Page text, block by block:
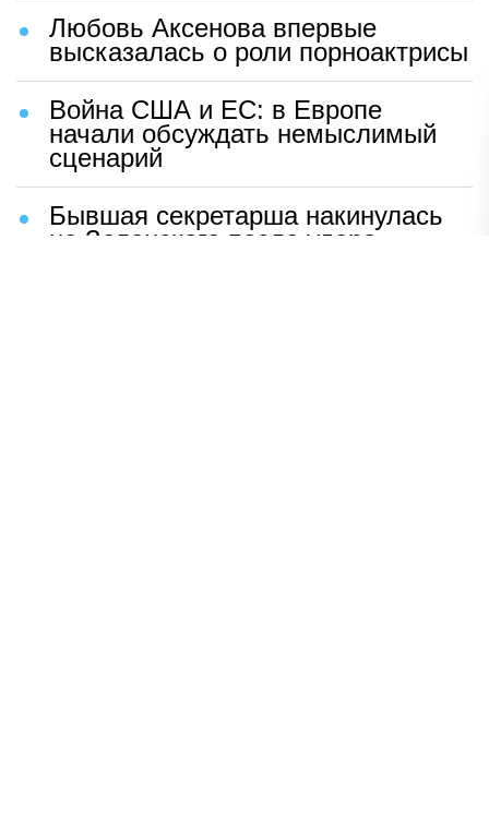
Любовь Аксенова впервые
высказалась о роли порноактрисы
Война США и ЕС: в Европе
начали обсуждать немыслимый
сценарий
Бывшая секретарша накинулась
на Зеленского после удара